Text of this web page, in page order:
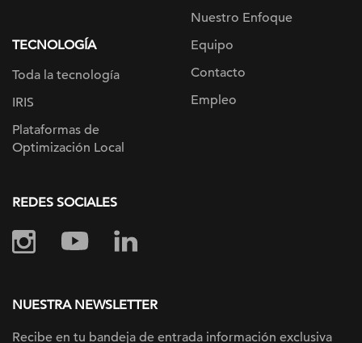
TECNOLOGÍA
Toda la tecnología
IRIS
Plataformas de
Optimización Local
Nuestro Enfoque
Equipo
Contacto
Empleo
REDES SOCIALES
NUESTRA NEWSLETTER
Recibe en tu bandeja de entrada información exclusiva